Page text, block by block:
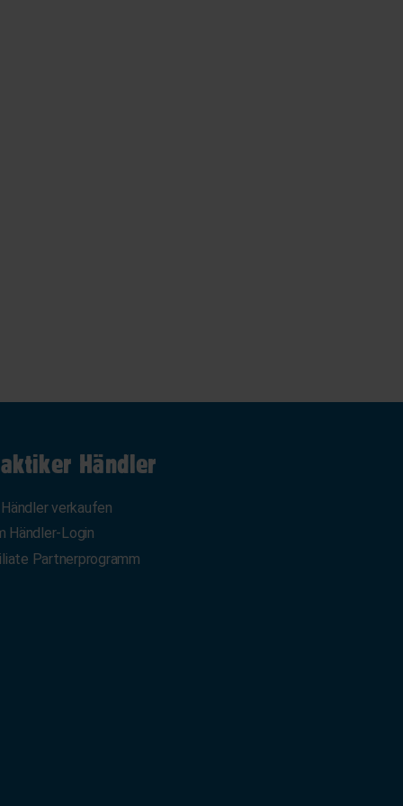
Händler
verkaufen
Händler-Login
Partnerprogramm